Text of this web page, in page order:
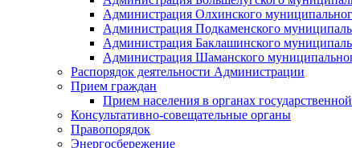
Администрация Олхинского
Администрация Подкаменского
Администрация Баклашинского
Администрация Шаманского
Распорядок деятельности Администрации
Прием граждан
Прием населения в органах
Консультативно-совещательные органы
Правопорядок
Энергосбережение